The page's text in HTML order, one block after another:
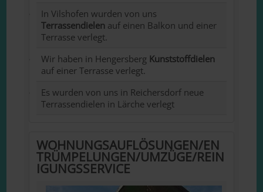
In Vilshofen wurden von uns
Terrassendielen auf einen Balkon und einer
Terrasse verlegt.
Wir haben in Hengersberg Kunststoffdielen
auf einer Terrasse verlegt.
Es wurden von uns in Reichersdorf neue
Terrassendielen in Lärche verlegt
WOHNUNGSAUFLÖSUNGEN/EN
TRÜMPELUNGEN/UMZÜGE/REIN
IGUNGSSERVICE